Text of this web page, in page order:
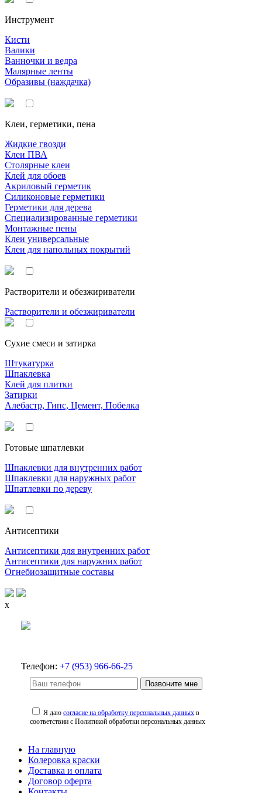
Инструмент
Кисти
Валики
Ванночки и ведра
Малярные ленты
Образивы (наждачка)
Клеи, герметики, пена
Жидкие гвозди
Клеи ПВА
Столярные клеи
Клей для обоев
Акриловый герметик
Силиконовые герметики
Герметики для дерева
Специализированные герметики
Монтажные пены
Клеи универсальные
Клеи для напольных покрытий
Растворители и обезжириватели
Растворители и обезжириватели
Сухие смеси и затирка
Штукатурка
Шпаклевка
Клей для плитки
Затирки
Алебастр, Гипс, Цемент, Побелка
Готовые шпатлевки
Шпаклевки для внутренних работ
Шпаклевки для наружных работ
Шпатлевки по дереву
Антисептики
Антисептики для внутренних работ
Антисептики для наружних работ
Огнебиозащитные составы
x
Телефон: +7 (953) 966-66-25
Позвоните мне
Я даюсогласие на обработку персональных данных в
соответствии с Политикой обработки персональных данных
На главную
Колеровка краски
Доставка и оплата
Договор оферта